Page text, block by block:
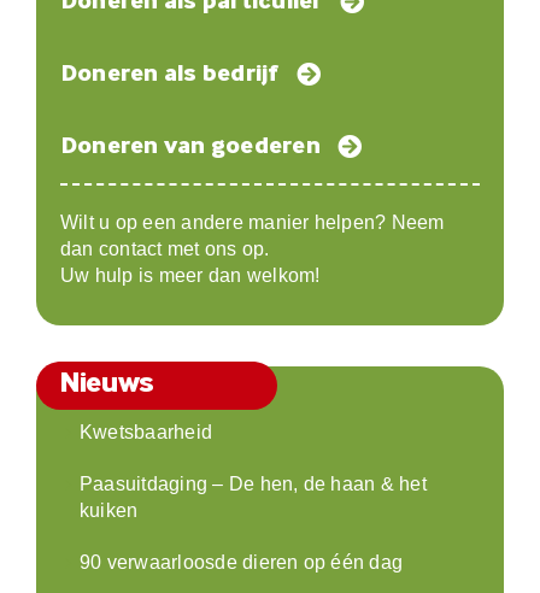
Doneren als bedrijf
Doneren van goederen
Wilt u op een andere manier helpen? Neem
dan contact met ons op.
Uw hulp is meer dan welkom!
Nieuws
Kwetsbaarheid
Paasuitdaging – De hen, de haan & het
kuiken
90 verwaarloosde dieren op één dag